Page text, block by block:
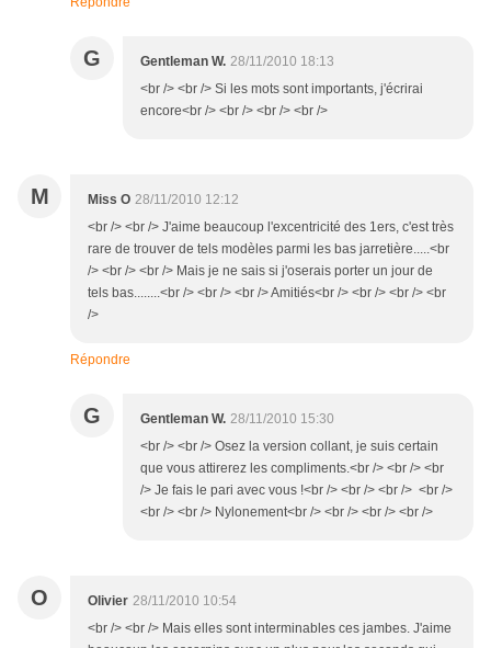
G Gentleman W. 28/11/2010 18:13
<br /> <br /> Si les mots sont importants, j'écrirai
encore<br /> <br /> <br /> <br />
M Miss O 28/11/2010 12:12
<br /> <br /> J'aime beaucoup l'excentricité des 1ers, c'est très
rare de trouver de tels modèles parmi les bas jarretière.....<br
/> <br /> <br /> Mais je ne sais si j'oserais porter un jour de
tels bas........<br /> <br /> <br /> Amitiés<br /> <br /> <br /> <br
/>
Répondre
G Gentleman W. 28/11/2010 15:30
<br /> <br /> Osez la version collant, je suis certain
que vous attirerez les compliments.<br /> <br /> <br
/> Je fais le pari avec vous !<br /> <br /> <br /> <br />
<br /> <br /> Nylonement<br /> <br /> <br /> <br />
O Olivier 28/11/2010 10:54
<br /> <br /> Mais elles sont interminables ces jambes. J'aime